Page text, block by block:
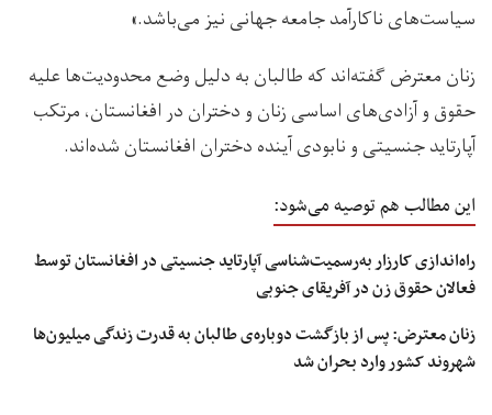
سیاست‌های ناکارآمد جامعه جهانی نیز می‌باشد.»
زنان معترض گفته‌اند که طالبان به دلیل وضع محدودیت‌ها علیه
حقوق و آزادی‌های اساسی زنان و دختران در افغانستان، مرتکب
آپارتاید جنسیتی و نابودی آینده دختران افغانستان شده‌اند.
این مطالب هم توصیه می‌شود:
راه‌اندازی کارزار به‌رسمیت‌شناسی آپارتاید جنسیتی در افغانستان توسط
فعالان حقوق زن در آفریقای جنوبی
زنان معترض: پس از بازگشت دوباره‌ی طالبان به قدرت زندگی میلیون‌ها
شهروند کشور وارد بحران شد